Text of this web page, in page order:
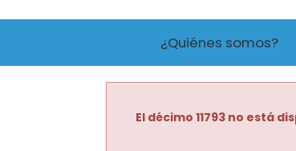
¿Quiénes somos?
El décimo 11793 no está